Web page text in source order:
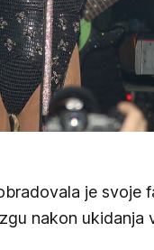
je svoje
nakon ukidanja